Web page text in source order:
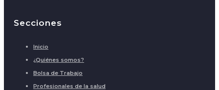
Secciones
Inicio
¿Quiénes somos?
Bolsa de Trabajo
Profesionales de la salud